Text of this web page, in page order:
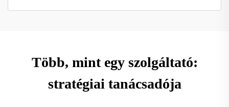
Több, mint egy szolgáltató:
stratégiai tanácsadója